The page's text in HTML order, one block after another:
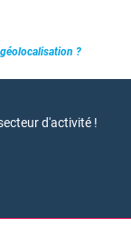
?
d'activité !